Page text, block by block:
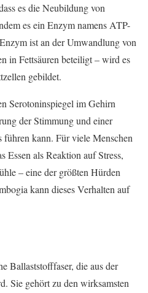
es die Neubildung von
es ein Enzym namens ATP-
ist an der Umwandlung von
in Fettsäuren beteiligt – wird es
gebildet.
Serotoninspiegel im Gehirn
der Stimmung und einer
führen kann. Für viele Menschen
Essen als Reaktion auf Stress,
– eine der größten Hürden
kann dieses Verhalten auf
Ballaststofffaser, die aus der
Sie gehört zu den wirksamsten